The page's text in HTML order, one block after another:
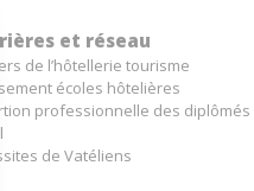
et réseau
de l’hôtellerie tourisme
écoles hôtelières
professionnelle des diplômés
de Vatéliens